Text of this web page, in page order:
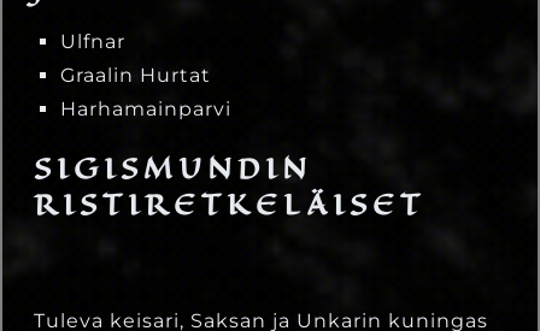
Ulfnar
Graalin Hurtat
Harhamainparvi
SIGISMUNDIN
RISTIRETKELÄISET
Tuleva keisari, Saksan ja Unkarin kuningas